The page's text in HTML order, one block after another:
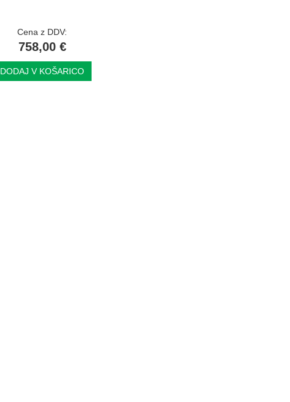
Cena z DDV:
758,00 €
DODAJ V KOŠARICO